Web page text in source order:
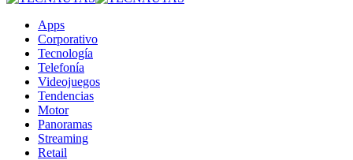
Apps
Corporativo
Tecnología
Telefonía
Videojuegos
Tendencias
Motor
Panoramas
Streaming
Retail